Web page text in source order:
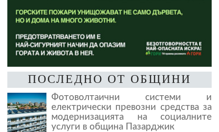
ПОСЛЕДНО ОТ ОБЩИНИ
Фотоволтаични системи и
електрически превозни средства за
модернизацията на социалните
услуги в община Пазарджик